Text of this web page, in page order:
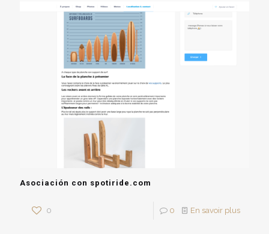
Asociación con spotiride.com
0 0 En savoir plus